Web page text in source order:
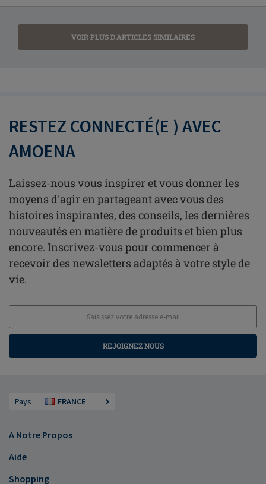
VOIR PLUS D'ARTICLES SIMILAIRES
RESTEZ CONNECTÉ(E ) AVEC
AMOENA
Laissez-nous vous inspirer et vous donner les
moyens d'agir en partageant avec vous des
histoires inspirantes, des conseils, les dernières
nouveautés en matière de produits et bien plus
encore. Inscrivez-vous pour commencer à
recevoir des newsletters adaptés à votre style de
vie.
REJOIGNEZ NOUS
Pays FRANCE
A Notre Propos
Aide
Shopping